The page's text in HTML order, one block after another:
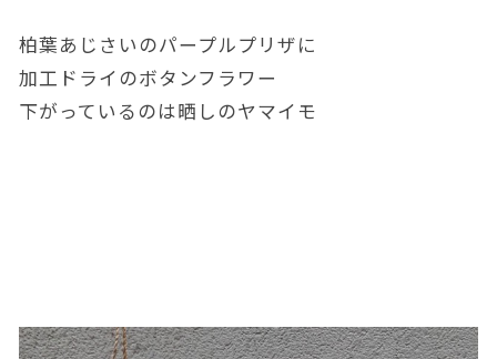
柏葉あじさいのパープルプリザに
加工ドライのボタンフラワー
下がっているのは晒しのヤマイモ